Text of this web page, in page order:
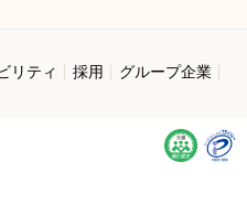
リティ 採用
グループ企業